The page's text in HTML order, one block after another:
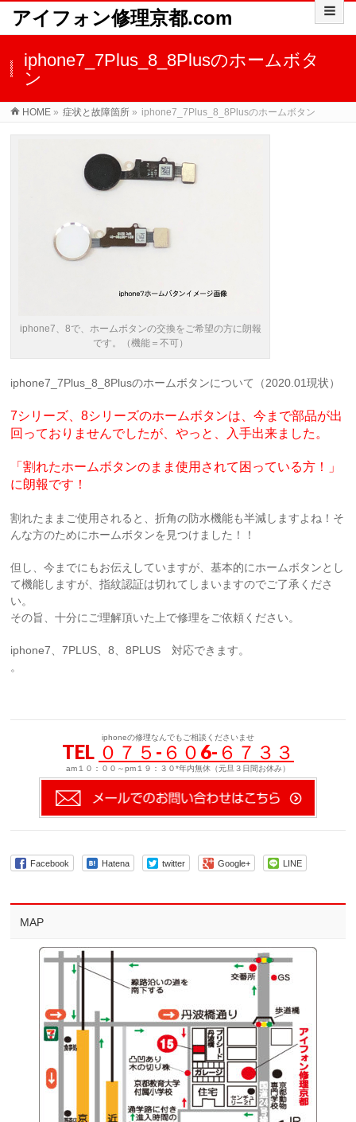
アイフォン修理京都.com
iphone7_7Plus_8_8Plusのホームボタ
ン
HOME » 症状と故障箇所 » iphone7_7Plus_8_8Plusのホームボタン
iphone7、8で、ホームボタンの交換をご希望の方に朗報
です。（機能＝不可）
iphone7_7Plus_8_8Plusのホームボタンについて（2020.01現状）
7シリーズ、8シリーズのホームボタンは、今まで部品が出
回っておりませんでしたが、やっと、入手出来ました。
「割れたホームボタンのまま使用されて困っている方！」
に朗報です！
割れたままご使用されると、折角の防水機能も半減しますよね！そ
んな方のためにホームボタンを見つけました！！
但し、今までにもお伝えしていますが、基本的にホームボタンとし
て機能しますが、指紋認証は切れてしまいますのでご了承くださ
い。
その旨、十分にご理解頂いた上で修理をご依頼ください。
iphone7、7PLUS、8、8PLUS 対応できます。
。
iphoneの修理なんでもご相談くださいませ
TEL ０７５-６０6-６７３３
am１０：００～pm１９：３０*年内無休（元旦３日間お休み）
Facebook Hatena twitter Google+ LINE
MAP